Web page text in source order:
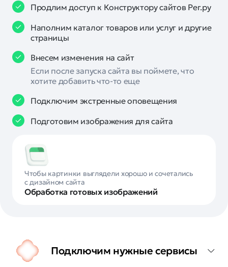
Продлим доступ к Конструктору сайтов Рег.ру
Наполним каталог товаров или услуг и другие
страницы
Внесем изменения на сайт
Если после запуска сайта вы поймете, что
хотите добавить что-то еще
Подключим экстренные оповещения
Подготовим изображения для сайта
Чтобы картинки выглядели хорошо и сочетались
с дизайном сайта
Обработка готовых изображений
Подключим нужные сервисы